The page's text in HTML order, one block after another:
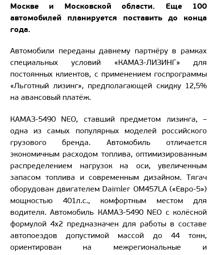
Москве и Московской области. Еще 100
автомобилей планируется поставить до конца
года.
Автомобили переданы давнему партнёру в рамках
специальных условий «КАМАЗ-ЛИЗИНГ» для
постоянных клиентов, с применением госпрограммы
«Льготный лизинг», предполагающей скидку 12,5%
на авансовый платёж.
КАМАЗ-5490 NEO, ставший предметом лизинга, –
одна из самых популярных моделей российского
грузового бренда. Автомобиль отличается
экономичным расходом топлива, оптимизированным
распределением нагрузок на оси, увеличенным
запасом топлива и современным дизайном. Тягач
оборудован двигателем Daimler OM457LA («Евро-5»)
мощностью 401л.с., комфортным местом для
водителя. Автомобиль КАМАЗ-5490 NEO с колёсной
формулой 4х2 предназначен для работы в составе
автопоездов допустимой массой до 44 тонн,
ориентирован на межрегиональные и